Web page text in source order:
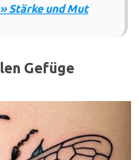
Stärke und Mut
Gefüge